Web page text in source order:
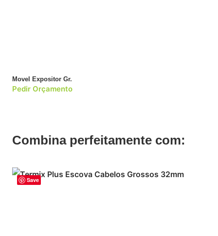
Movel Expositor Gr.
Pedir Orçamento
Combina perfeitamente com:
Save